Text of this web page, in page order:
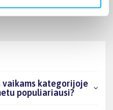
vaikams kategorijoje
populiariausi?